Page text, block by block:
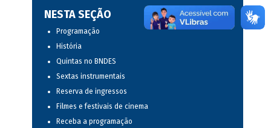
NESTA SEÇÃO
Programação
História
Quintas no BNDES
Sextas instrumentais
Reserva de ingressos
Filmes e festivais de cinema
Receba a programação